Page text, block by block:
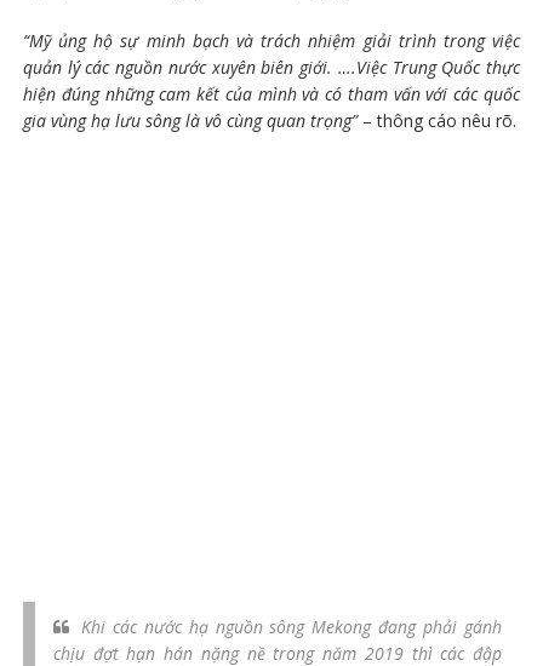
“Mỹ ủng hộ sự minh bạch và trách nhiệm giải trình trong việc
quản lý các nguồn nước xuyên biên giới. ….Việc Trung Quốc thực
hiện đúng những cam kết của mình và có tham vấn với các quốc
gia vùng hạ lưu sông là vô cùng quan trọng”– thông cáo nêu rõ.
Khi các nước hạ nguồn sông Mekong đang phải gánh
chịu đợt hạn hán nặng nề trong năm 2019 thì các đập